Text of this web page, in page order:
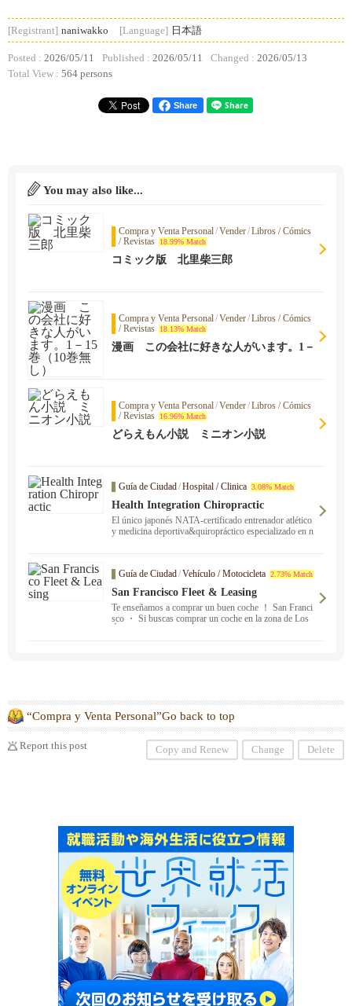
[Registrant] naniwakko [Language] 日本語
Posted : 2026/05/11 Published : 2026/05/11 Changed : 2026/05/13
Total View : 564 persons
Share
You may also like...
Compra y Venta Personal/Vender/Libros / Cómics
/ Revistas
18.99% Match
コミック版 北里柴三郎
Compra y Venta Personal/Vender/Libros / Cómics
/ Revistas
18.13% Match
漫画 この会社に好きな人がいます。1－
Compra y Venta Personal/Vender/Libros / Cómics
/ Revistas
16.96% Match
どらえもん小説 ミニオン小説
Guía de Ciudad/Hospital / Clinica 3.08% Match
Health Integration Chiropractic
El único japonés NATA-certificado entrenador atlético
y medicina deportiva&quiropráctico especializado en n
espalda de larga data, o si usted está sufriendo de probl
emas físicos inexplicables que no se han curado en nin
gún otro lugar, o si usted está buscando para mejorar s
u rendimiento deportivo.
Guía de Ciudad/Vehículo / Motocicleta 2.73% Match
San Francisco Fleet & Leasing
Te enseñamos a comprar un buen coche ！ San Franci
sco ・ Si buscas comprar un coche en la zona de Los
“Compra y Venta Personal”Go back to top
Report this post Copy and Renew Change Delete